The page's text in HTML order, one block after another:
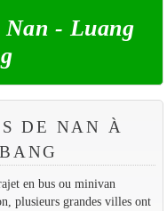
Nan - Luang
DE NAN À
en bus ou minivan
plusieurs grandes villes ont